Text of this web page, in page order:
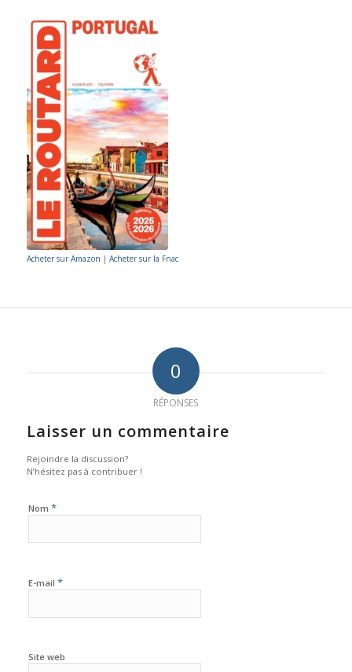
Acheter sur Amazon | Acheter sur la Fnac
0
RÉPONSES
Laisser un commentaire
Rejoindre la discussion?
N’hésitez pas à contribuer !
Nom *
E-mail *
Site web